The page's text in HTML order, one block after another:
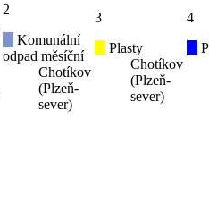
2
Komunální
odpad měsíční
Chotíkov
(Plzeň-
sever)
3
Plasty
Chotíkov
(Plzeň-
sever)
4